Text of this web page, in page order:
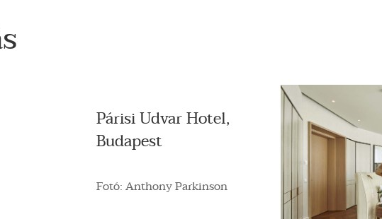
Párisi Udvar Hotel,
Budapest
Fotó: Anthony Parkinson